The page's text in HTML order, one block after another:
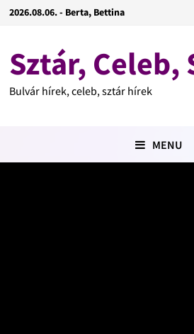
2026.08.06. - Berta, Bettina
Sztár, Celeb,
Bulvár hírek, celeb, sztár hírek
MENU